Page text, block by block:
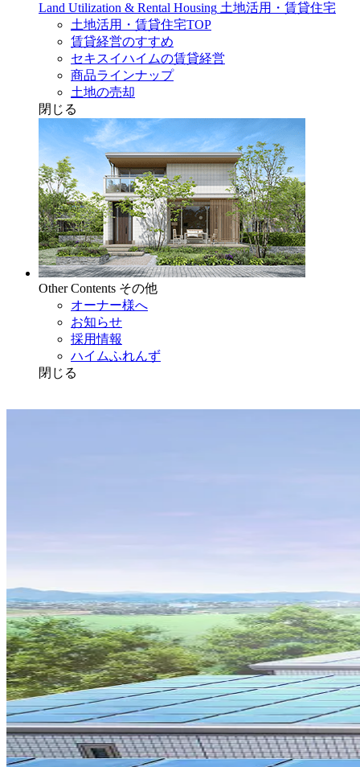
Land Utilization & Rental Housing 土地活用・賃貸住宅
土地活用・賃貸住宅TOP
賃貸経営のすすめ
セキスイハイムの賃貸経営
商品ラインナップ
土地の売却
閉じる
Other Contents その他
オーナー様へ
お知らせ
採用情報
ハイムふれんず
閉じる